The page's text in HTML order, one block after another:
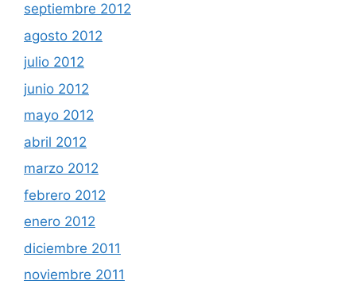
septiembre 2012
agosto 2012
julio 2012
junio 2012
mayo 2012
abril 2012
marzo 2012
febrero 2012
enero 2012
diciembre 2011
noviembre 2011